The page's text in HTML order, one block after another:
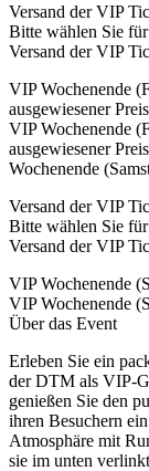
Versand der VIP
Bitte wählen Sie
Versand der VIP
VIP Wochenende
ausgewiesener
VIP Wochenende
ausgewiesener
Wochenende
Versand der VIP
Bitte wählen Sie
Versand der VIP
VIP Wochenende
VIP Wochenende
Über das Event
Erleben Sie ein
der DTM als VIP-
genießen Sie den
ihren Besuchern
Atmosphäre mit
sie im unten